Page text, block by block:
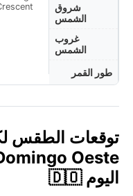
شروق
الشمس
غروب
الشمس
طور القمر
اليوم 🇩🇴